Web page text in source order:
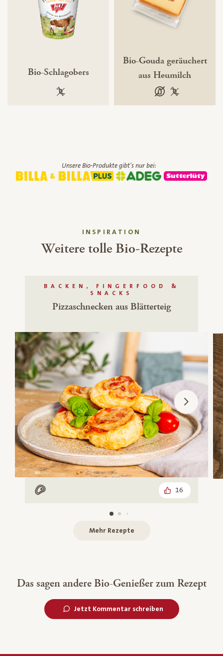
Bio-Schlagobers
100 % gentechnikfrei
Bio-Gouda geräuchert
aus Heumilch
laktosefrei
100 %
Unsere Bio-Produkte gibt's nur bei:
INSPIRATION
Weitere tolle Bio-Rezepte
BACKEN, FINGERFOOD &
SNACKS
Pizzaschnecken aus Blätterteig
Mit Fleisch 16
Mehr Rezepte
Das sagen andere Bio-Genießer zum Rezept
Jetzt Kommentar schreiben